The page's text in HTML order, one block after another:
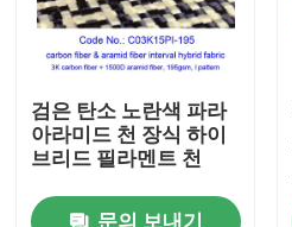
검은 탄소 노란색 파라
아라미드 천 장식 하이
브리드 필라멘트 천
문의 보내기